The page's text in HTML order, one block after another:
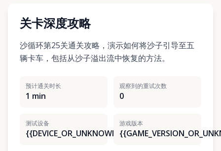
关卡深度攻略
沙循环第25关通关攻略，演示如何将沙子引导至五
辆卡车，包括从沙子溢出流中恢复的方法。
预计通关时长
1 min
观察到的重试次数
0
测试设备
{{DEVICE_OR_UNKNOWN}}
游戏版本